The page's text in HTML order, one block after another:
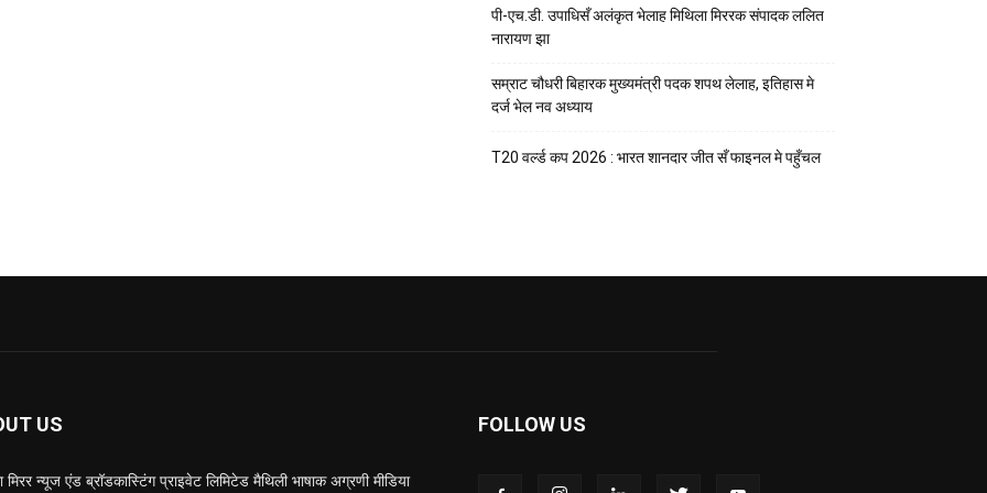
पी-एच.डी. उपाधिसँ अलंकृत भेलाह मिथिला मिररक संपादक ललित
नारायण झा
सम्राट चौधरी बिहारक मुख्यमंत्री पदक शपथ लेलाह, इतिहास मे
दर्ज भेल नव अध्याय
T20 वर्ल्ड कप 2026 : भारत शानदार जीत सँ फाइनल मे पहुँचल
US
मिरर न्यूज एंड ब्रॉडकास्टिंग प्राइवेट लिमिटेड मैथिली भाषाक अग्रणी मीडिया
FOLLOW US